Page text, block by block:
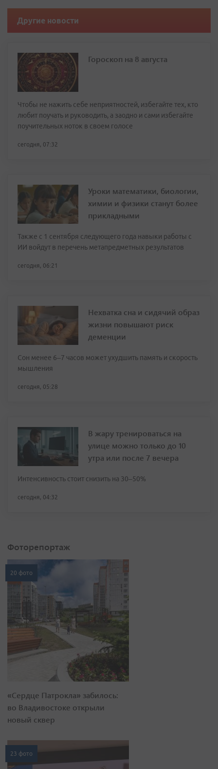
Другие новости
Гороскоп на 8 августа
Чтобы не нажить себе неприятностей, избегайте тех, кто
любит поучать и руководить, а заодно и сами избегайте
поучительных ноток в своем голосе
сегодня, 07:32
Уроки математики, биологии,
химии и физики станут более
прикладными
Также с 1 сентября следующего года навыки работы с
ИИ войдут в перечень метапредметных результатов
сегодня, 06:21
Нехватка сна и сидячий образ
жизни повышают риск
деменции
Сон менее 6–7 часов может ухудшить память и скорость
мышления
сегодня, 05:28
В жару тренироваться на
улице можно только до 10
утра или после 7 вечера
Интенсивность стоит снизить на 30–50%
сегодня, 04:32
Фоторепортаж
20 фото
«Сердце Патрокла» забилось:
во Владивостоке открыли
новый сквер
23 фото